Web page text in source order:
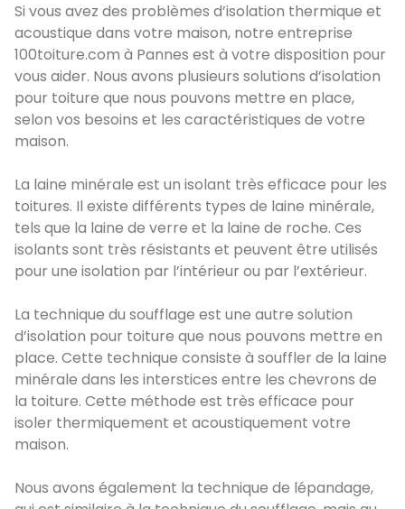
Si vous avez des problèmes d’isolation thermique et
acoustique dans votre maison, notre entreprise
100toiture.com à Pannes est à votre disposition pour
vous aider. Nous avons plusieurs solutions d’isolation
pour toiture que nous pouvons mettre en place,
selon vos besoins et les caractéristiques de votre
maison.
La laine minérale est un isolant très efficace pour les
toitures. Il existe différents types de laine minérale,
tels que la laine de verre et la laine de roche. Ces
isolants sont très résistants et peuvent être utilisés
pour une isolation par l’intérieur ou par l’extérieur.
La technique du soufflage est une autre solution
d’isolation pour toiture que nous pouvons mettre en
place. Cette technique consiste à souffler de la laine
minérale dans les interstices entre les chevrons de
la toiture. Cette méthode est très efficace pour
isoler thermiquement et acoustiquement votre
maison.
Nous avons également la technique de lépandage,